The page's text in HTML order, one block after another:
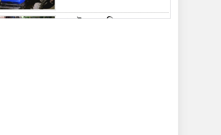
আত্রাইয়ে মসজিদে যাওয়ার